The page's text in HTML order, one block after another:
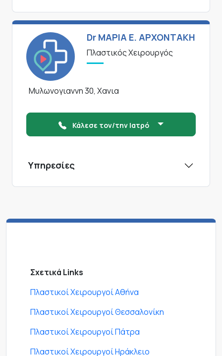
Dr ΜΑΡΙΑ Ε. ΑΡΧΟΝΤΑΚΗ
Πλαστικός Χειρουργός
Μυλωνογιαννη 30, Χανια
Κάλεσε τον/την Ιατρό
Υπηρεσίες
Σχετικά Links
Πλαστικοί Χειρουργοί Αθήνα
Πλαστικοί Χειρουργοί Θεσσαλονίκη
Πλαστικοί Χειρουργοί Πάτρα
Πλαστικοί Χειρουργοί Ηράκλειο